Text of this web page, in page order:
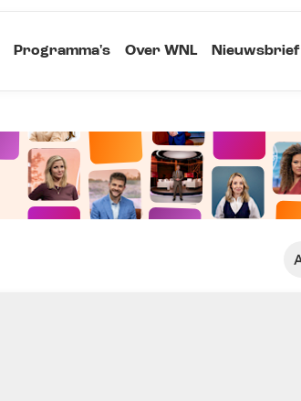
Programma's Over WNL Nieuwsbrief